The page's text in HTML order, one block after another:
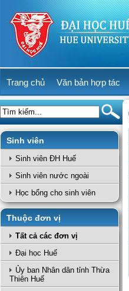
Trang chủ Văn bản hợp tác
Sinh viên
Sinh viên ĐH Huế
Sinh viên nước ngoài
Học bổng cho sinh viên
Thuộc đơn vị
Tất cả các đơn vị
Đại học Huế
Ủy ban Nhân dân tỉnh Thừa
Thiên Huế